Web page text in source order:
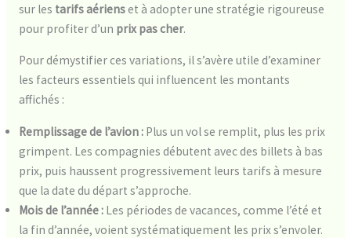
sur les tarifs aérienset à adopter une stratégie rigoureuse
pour profiter d’un prix pas cher.
Pour démystifier ces variations, il s’avère utile d’examiner
les facteurs essentiels qui influencent les montants
affichés :
Remplissage de l’avion :Plus un vol se remplit, plus les prix
grimpent. Les compagnies débutent avec des billets à bas
prix, puis haussent progressivement leurs tarifs à mesure
que la date du départ s’approche.
Mois de l’année :Les périodes de vacances, comme l’été et
la fin d’année, voient systématiquement les prix s’envoler.